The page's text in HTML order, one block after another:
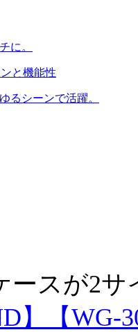
ースが2サ
】
【WG-